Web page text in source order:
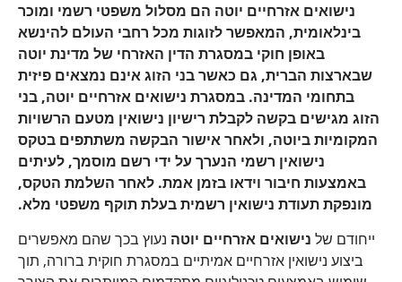
נישואים אזרחיים יוטה הם מסלול משפטי רשמי ומוכר
בינלאומית, המאפשר לזוגות מכל רחבי העולם להינשא
באופן חוקי במסגרת הדין האזרחי של מדינת יוטה
שבארצות הברית, גם כאשר בני הזוג אינם נמצאים פיזית
בתחומי המדינה. במסגרת נישואים אזרחיים יוטה, בני
הזוג מגישים בקשה לקבלת רישיון נישואין מטעם הרשויות
המקומיות ביוטה, ולאחר אישור הבקשה משתתפים בטקס
נישואין רשמי הנערך על ידי רשם מוסמך, לעיתים
באמצעות חיבור וידאו בזמן אמת. לאחר השלמת הטקס,
מונפקת תעודת נישואין רשמית בעלת תוקף משפטי מלא.
ייחודם שלנישואים אזרחיים יוטהנעוץ בכך שהם מאפשרים
ביצוע נישואין אזרחיים אמיתיים במסגרת חוקית ברורה, תוך